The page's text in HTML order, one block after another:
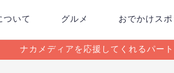
ついて グルメ おでかけスポ
ナカメディアを応援してくれるパート